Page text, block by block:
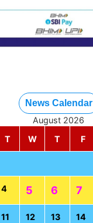
News Calendar
August 2026
T W T F
4 5 6 7
11 12 13 14